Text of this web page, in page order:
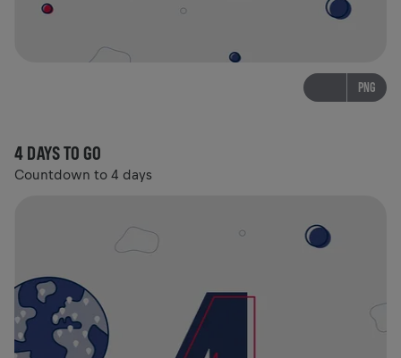
PNG
4 DAYS TO GO
Countdown to 4 days